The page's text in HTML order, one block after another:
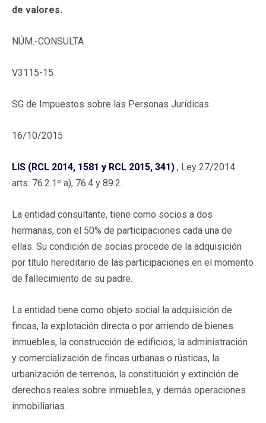
de valores.
NÚM.-CONSULTA
V3115-15
SG de Impuestos sobre las Personas Jurídicas
16/10/2015
LIS (RCL 2014, 1581 y RCL 2015, 341) , Ley 27/2014
arts: 76.2.1º a), 76.4 y 89.2.
La entidad consultante, tiene como socios a dos
hermanas, con el 50% de participaciones cada una de
ellas. Su condición de socias procede de la adquisición
por título hereditario de las participaciones en el momento
de fallecimiento de su padre.
La entidad tiene como objeto social la adquisición de
fincas, la explotación directa o por arriendo de bienes
inmuebles, la construcción de edificios, la administración
y comercialización de fincas urbanas o rústicas, la
urbanización de terrenos, la constitución y extinción de
derechos reales sobre inmuebles, y demás operaciones
inmobiliarias.